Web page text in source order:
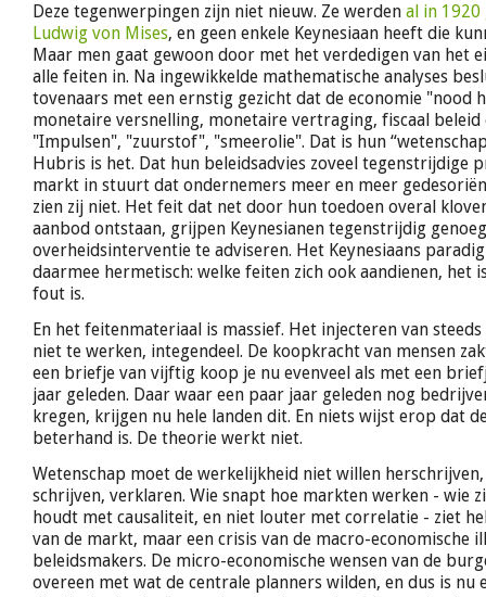
Deze tegenwerpingen zijn niet nieuw. Ze werden al in
Ludwig von Mises, en geen enkele Keynesiaan heeft die
Maar men gaat gewoon door met het verdedigen van het
alle feiten in. Na ingewikkelde mathematische analyses
tovenaars met een ernstig gezicht dat de economie "nood
monetaire versnelling, monetaire vertraging, fiscaal beleid
"Impulsen", "zuurstof", "smeerolie". Dat is hun
Hubris is het. Dat hun beleidsadvies zoveel tegenstrijdige
markt in stuurt dat ondernemers meer en meer
zien zij niet. Het feit dat net door hun toedoen overal
aanbod ontstaan, grijpen Keynesianen tegenstrijdig
overheidsinterventie te adviseren. Het Keynesiaans
daarmee hermetisch: welke feiten zich ook aandienen, het
fout is.
En het feitenmateriaal is massief. Het injecteren van
niet te werken, integendeel. De koopkracht van mensen
een briefje van vijftig koop je nu evenveel als met een
jaar geleden. Daar waar een paar jaar geleden nog
kregen, krijgen nu hele landen dit. En niets wijst erop dat
beterhand is. De theorie werkt niet.
Wetenschap moet de werkelijkheid niet willen
schrijven, verklaren. Wie snapt hoe markten werken - wie
houdt met causaliteit, en niet louter met correlatie - ziet
van de markt, maar een crisis van de macro-economische
beleidsmakers. De micro-economische wensen van de
overeen met wat de centrale planners wilden, en dus is nu